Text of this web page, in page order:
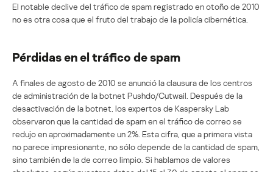
El notable declive del tráfico de spam registrado en otoño de 2010
no es otra cosa que el fruto del trabajo de la policía cibernética.
Pérdidas en el tráfico de spam
A finales de agosto de 2010 se anunció la clausura de los centros
de administración de la botnet Pushdo/Cutwail. Después de la
desactivación de la botnet, los expertos de Kaspersky Lab
observaron que la cantidad de spam en el tráfico de correo se
redujo en aproximadamente un 2%. Esta cifra, que a primera vista
no parece impresionante, no sólo depende de la cantidad de spam,
sino también de la de correo limpio. Si hablamos de valores